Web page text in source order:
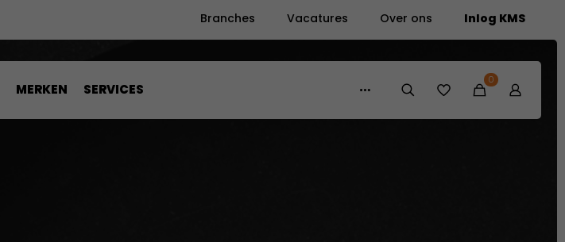
Branches Vacatures Over ons Inlog KMS
MERKEN SERVICES
0